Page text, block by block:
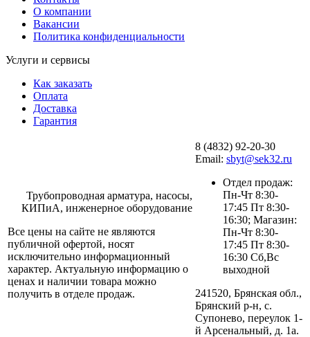
О компании
Вакансии
Политика конфиденциальности
Услуги и сервисы
Как заказать
Оплата
Доставка
Гарантия
Трубопроводная арматура, насосы,
КИПиА, инженерное оборудование
Все цены на сайте не являются
публичной офертой, носят
исключительно информационный
характер. Актуальную информацию о
ценах и наличии товара можно
получить в отделе продаж.
8 (4832) 92-20-30
Email: sbyt@sek32.ru
Отдел продаж:
Пн-Чт 8:30-
17:45 Пт 8:30-
16:30; Магазин:
Пн-Чт 8:30-
17:45 Пт 8:30-
16:30 Сб,Вс
выходной
241520, Брянская обл.,
Брянский р-н, с.
Супонево, переулок 1-
й Арсенальный, д. 1а.